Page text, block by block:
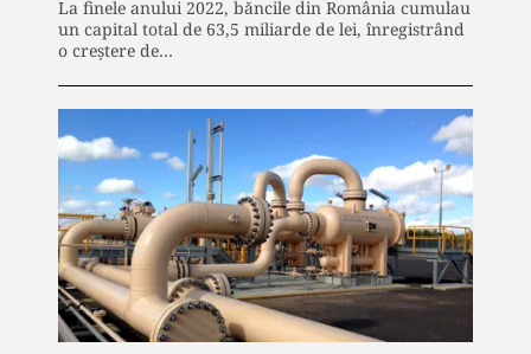
La finele anului 2022, băncile din România cumulau
un capital total de 63,5 miliarde de lei, înregistrând
o creștere de…